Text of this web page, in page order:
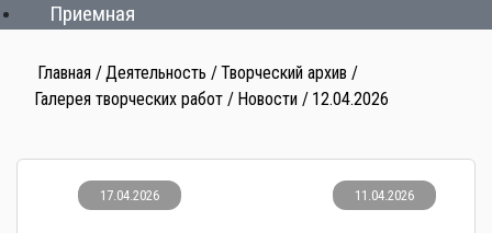
Приемная
Главная Деятельность
Творческий архив
Галерея творческих работ
Новости 12.04.2026
17.04.2026 11.04.2026